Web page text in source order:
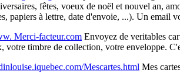
fêtes, voeux de noël et nouvel an,
papiers à lettre, date d'envoie, ...). Un email
Merci-facteur.com Envoyez de veritables
votre timbre de collection, votre enveloppe.
Mescartes.html Mes